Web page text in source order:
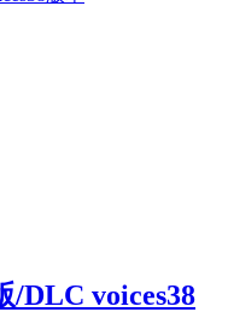
/DLC voices38